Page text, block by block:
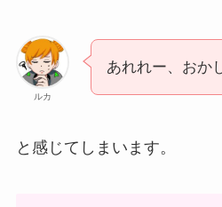
ルカ
あれれー、おか
と感じてしまいます。